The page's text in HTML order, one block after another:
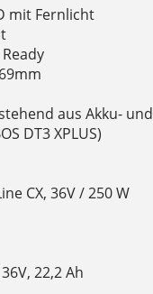
mit Fernlicht
aus Akku- und
DT3 XPLUS)
CX, 36V / 250 W
22,2 Ah